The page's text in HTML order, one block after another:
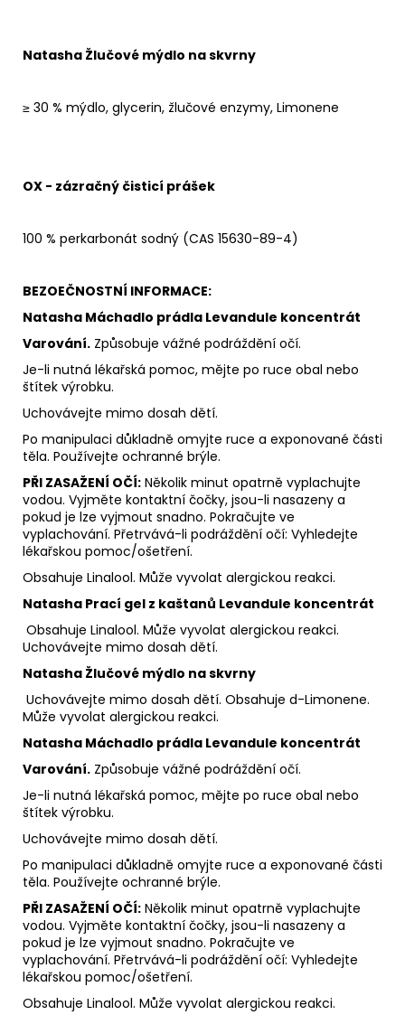
Natasha Žlučové mýdlo na skvrny
≥ 30 % mýdlo, glycerin, žlučové enzymy, Limonene
OX - zázračný čisticí prášek
100 % perkarbonát sodný (CAS 15630-89-4)
BEZOEČNOSTNÍ INFORMACE:
Natasha Máchadlo prádla Levandule koncentrát
Varování. Způsobuje vážné podráždění očí.
Je-li nutná lékařská pomoc, mějte po ruce obal nebo
štítek výrobku.
Uchovávejte mimo dosah dětí.
Po manipulaci důkladně omyjte ruce a exponované části
těla. Používejte ochranné brýle.
PŘI ZASAŽENÍ OČÍ: Několik minut opatrně vyplachujte
vodou. Vyjměte kontaktní čočky, jsou-li nasazeny a
pokud je lze vyjmout snadno. Pokračujte ve
vyplachování. Přetrvává-li podráždění očí: Vyhledejte
lékařskou pomoc/ošetření.
Obsahuje Linalool. Může vyvolat alergickou reakci.
Natasha Prací gel z kaštanů Levandule koncentrát
Obsahuje Linalool. Může vyvolat alergickou reakci.
Uchovávejte mimo dosah dětí.
Natasha Žlučové mýdlo na skvrny
Uchovávejte mimo dosah dětí. Obsahuje d-Limonene.
Může vyvolat alergickou reakci.
Natasha Máchadlo prádla Levandule koncentrát
Varování. Způsobuje vážné podráždění očí.
Je-li nutná lékařská pomoc, mějte po ruce obal nebo
štítek výrobku.
Uchovávejte mimo dosah dětí.
Po manipulaci důkladně omyjte ruce a exponované části
těla. Používejte ochranné brýle.
PŘI ZASAŽENÍ OČÍ: Několik minut opatrně vyplachujte
vodou. Vyjměte kontaktní čočky, jsou-li nasazeny a
pokud je lze vyjmout snadno. Pokračujte ve
vyplachování. Přetrvává-li podráždění očí: Vyhledejte
lékařskou pomoc/ošetření.
Obsahuje Linalool. Může vyvolat alergickou reakci.